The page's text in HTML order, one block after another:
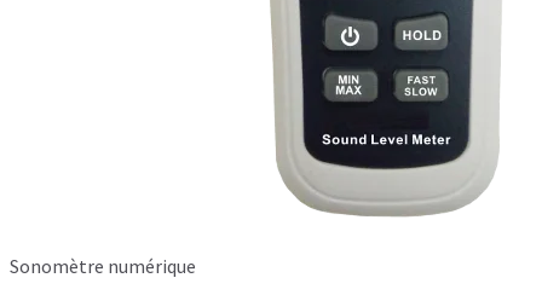
Sonomètre numérique